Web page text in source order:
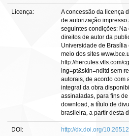
Licença:
A concessão da licença
de autorização
seguintes condições:
direitos de autor da
Universidade de
meio dos sites
http://hercules.vtls.com/
lng=pt&skin=ndltd sem
autorais, de acordo com
integral da obra
assinaladas, para fins
download, a título de
brasileira, a partir desta
DOI: http://dx.doi.org/